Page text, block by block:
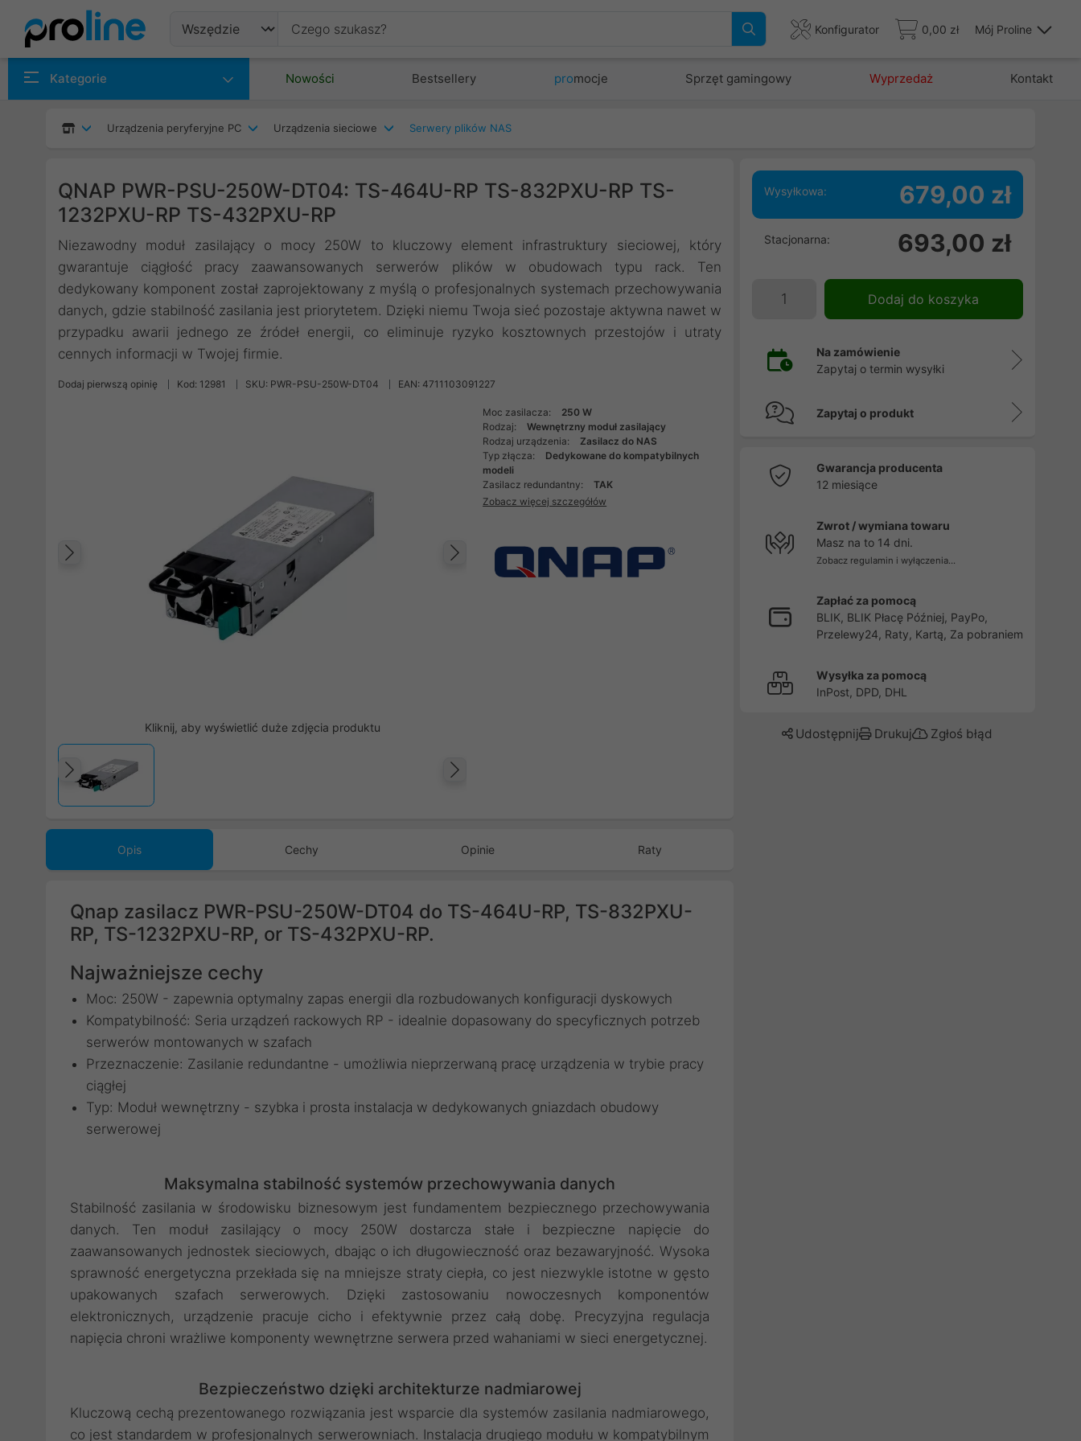
Konfigurator 0,00 zł Mój Proline
Kategorie Nowości Bestsellery promocje Sprzęt gamingowy Wyprzedaż Kontakt
Urządzenia peryferyjne PC Urządzenia sieciowe Serwery plików NAS
QNAP PWR-PSU-250W-DT04: TS-464U-RP TS-832PXU-RP TS-
1232PXU-RP TS-432PXU-RP
Niezawodny moduł zasilający o mocy 250W to kluczowy element infrastruktury sieciowej, który
gwarantuje ciągłość pracy zaawansowanych serwerów plików w obudowach typu rack. Ten
dedykowany komponent został zaprojektowany z myślą o profesjonalnych systemach przechowywania
danych, gdzie stabilność zasilania jest priorytetem. Dzięki niemu Twoja sieć pozostaje aktywna nawet w
przypadku awarii jednego ze źródeł energii, co eliminuje ryzyko kosztownych przestojów i utraty
cennych informacji w Twojej firmie.
Dodaj pierwszą opinię Kod: 12981 SKU: PWR-PSU-250W-DT04 EAN: 4711103091227
Następny
Poprzedni
Kliknij, aby wyświetlić duże zdjęcia produktu
Poprzedni
Moc zasilacza:
250 W
Rodzaj:
Wewnętrzny moduł zasilający
Rodzaj urządzenia:
Zasilacz do NAS
Typ złącza:
Dedykowane do kompatybilnych
modeli
Zasilacz redundantny:
TAK
Zobacz więcej szczegółów
Opis Cechy Opinie Raty
Qnap zasilacz PWR-PSU-250W-DT04 do TS-464U-RP, TS-832PXU-
RP, TS-1232PXU-RP, or TS-432PXU-RP.
Najważniejsze cechy
Moc: 250W - zapewnia optymalny zapas energii dla rozbudowanych konfiguracji dyskowych
Kompatybilność: Seria urządzeń rackowych RP - idealnie dopasowany do specyficznych potrzeb
serwerów montowanych w szafach
Przeznaczenie: Zasilanie redundantne - umożliwia nieprzerwaną pracę urządzenia w trybie pracy
ciągłej
Typ: Moduł wewnętrzny - szybka i prosta instalacja w dedykowanych gniazdach obudowy
serwerowej
Maksymalna stabilność systemów przechowywania danych
Stabilność zasilania w środowisku biznesowym jest fundamentem bezpiecznego przechowywania
danych. Ten moduł zasilający o mocy 250W dostarcza stałe i bezpieczne napięcie do
zaawansowanych jednostek sieciowych, dbając o ich długowieczność oraz bezawaryjność. Wysoka
sprawność energetyczna przekłada się na mniejsze straty ciepła, co jest niezwykle istotne w gęsto
upakowanych szafach serwerowych. Dzięki zastosowaniu nowoczesnych komponentów
elektronicznych, urządzenie pracuje cicho i efektywnie przez całą dobę. Precyzyjna regulacja
napięcia chroni wrażliwe komponenty wewnętrzne serwera przed wahaniami w sieci energetycznej.
Bezpieczeństwo dzięki architekturze nadmiarowej
Kluczową cechą prezentowanego rozwiązania jest wsparcie dla systemów zasilania nadmiarowego,
co jest standardem w profesjonalnych serwerowniach. Instalacja drugiego modułu w kompatybilnym
Wysyłkowa: 679,00 zł
Stacjonarna: 693,00 zł
Dodaj do koszyka
Na zamówienie
Zapytaj o termin wysyłki
Zapytaj o produkt
Gwarancja producenta
12 miesiące
Zwrot / wymiana towaru
Masz na to 14 dni.
Zobacz regulamin i wyłączenia...
Zapłać za pomocą
BLIK, BLIK Płacę Później, PayPo,
Przelewy24, Raty, Kartą, Za pobraniem
Wysyłka za pomocą
InPost, DPD, DHL
Udostępnij Drukuj Zgłoś błąd